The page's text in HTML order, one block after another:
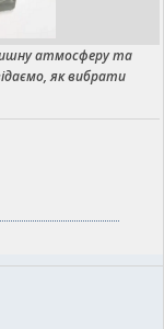
атмосферу та
як вибрати